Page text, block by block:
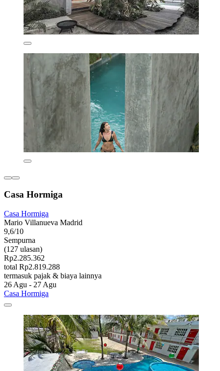
Casa Hormiga
Casa Hormiga
Mario Villanueva Madrid
9,6/10
Sempurna
(127 ulasan)
Rp2.285.362
total Rp2.819.288
termasuk pajak & biaya lainnya
26 Agu - 27 Agu
Casa Hormiga